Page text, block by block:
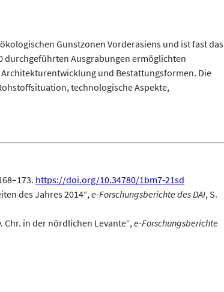
Gunstzonen Vorderasiens und ist fast das
durchgeführten Ausgrabungen ermöglichten
und Bestattungsformen. Die
technologische Aspekte,
https://doi.org/10.34780/1bm7-21sd
des Jahres 2014“,e-Forschungsberichte des DAI, S.
Chr. in der nördlichen Levante“,e-Forschungsberichte